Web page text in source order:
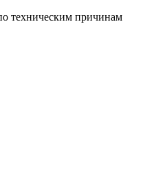
техническим причинам